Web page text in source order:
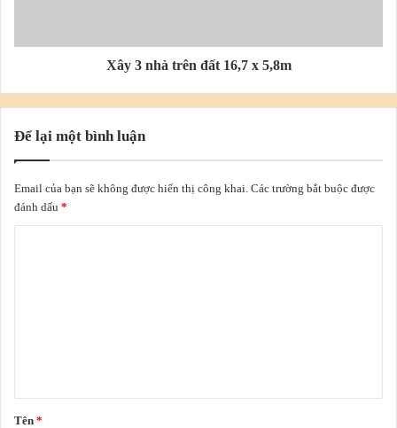
Xây 3 nhà trên đất 16,7 x 5,8m
Để lại một bình luận
Email của bạn sẽ không được hiển thị công khai. Các trường bắt buộc được
đánh dấu *
Tên *